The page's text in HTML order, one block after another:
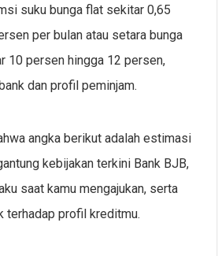
suku bunga flat sekitar 0,65
per bulan atau setara bunga
10 persen hingga 12 persen,
dan profil peminjam.
angka berikut adalah estimasi
kebijakan terkini Bank BJB,
saat kamu mengajukan, serta
terhadap profil kreditmu.